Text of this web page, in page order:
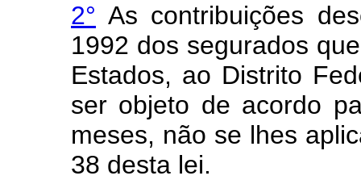
2° As contribuições
1992 dos segurados
Estados, ao Distrito
ser objeto de acordo
meses, não se lhes
38 desta lei.